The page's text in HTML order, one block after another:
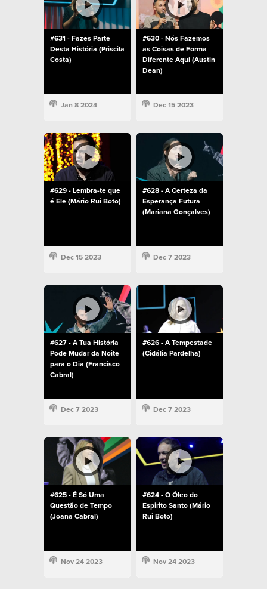
#631 - Fazes Parte
Desta História (Priscila
Costa)
Jan 8 2024
#630 - Nós Fazemos
as Coisas de Forma
Diferente Aqui (Austin
Dean)
Dec 15 2023
#629 - Lembra-te que
é Ele (Mário Rui Boto)
Dec 15 2023
#628 - A Certeza da
Esperança Futura
(Mariana Gonçalves)
Dec 7 2023
#627 - A Tua História
Pode Mudar da Noite
para o Dia (Francisco
Cabral)
Dec 7 2023
#626 - A Tempestade
(Cidália Pardelha)
Dec 7 2023
#625 - É Só Uma
Questão de Tempo
(Joana Cabral)
Nov 24 2023
#624 - O Óleo do
Espirito Santo (Mário
Rui Boto)
Nov 24 2023